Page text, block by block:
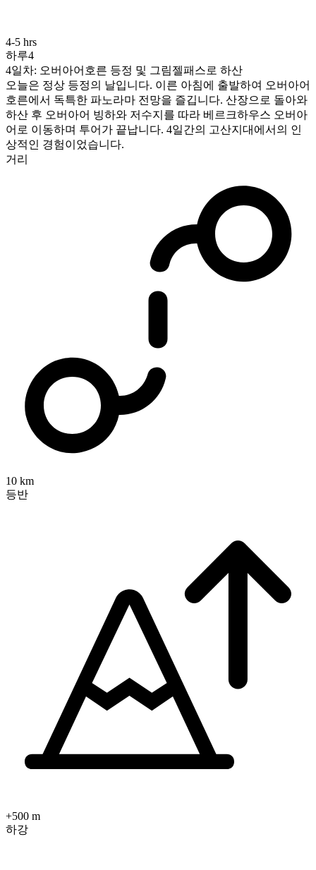
4-5 hrs
하루4
4일차: 오버아어호른 등정 및 그림젤패스로 하산
오늘은 정상 등정의 날입니다. 이른 아침에 출발하여 오버아어
호른에서 독특한 파노라마 전망을 즐깁니다. 산장으로 돌아와
하산 후 오버아어 빙하와 저수지를 따라 베르크하우스 오버아
어로 이동하며 투어가 끝납니다. 4일간의 고산지대에서의 인
상적인 경험이었습니다.
거리
10 km
등반
+500 m
하강